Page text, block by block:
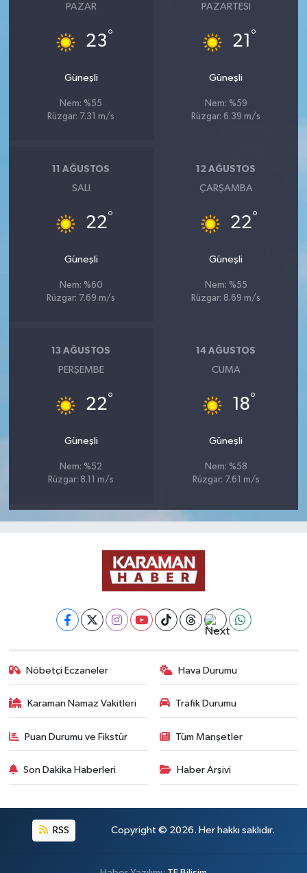
PAZAR
23°
Güneşli
Nem: %55
Rüzgar: 7.31 m/s
PAZARTESI
21 °
Güneşli
Nem: %59
Rüzgar: 6.39 m/s
11 AĞUSTOS
SALI
22°
Güneşli
Nem: %60
Rüzgar: 7.69 m/s
12 AĞUSTOS
ÇARŞAMBA
22°
Güneşli
Nem: %55
Rüzgar: 8.69 m/s
13 AĞUSTOS
PERŞEMBE
22°
Güneşli
Nem: %52
Rüzgar: 8.11 m/s
14 AĞUSTOS
CUMA
18°
Güneşli
Nem: %58
Rüzgar: 7.61 m/s
Nöbetçi Eczaneler Hava Durumu
Karaman Namaz Vakitleri Trafik Durumu
Puan Durumu ve Fikstür Tüm Manşetler
Son Dakika Haberleri Haber Arşivi
RSS Copyright © 2026. Her hakkı saklıdır.